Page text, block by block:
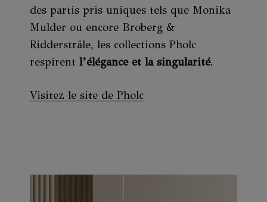
des partis pris uniques tels que Monika
Mulder ou encore Broberg &
Ridderstråle, les collections Pholc
respirentl’élégance et la singularité.
Visitez le site de Pholc